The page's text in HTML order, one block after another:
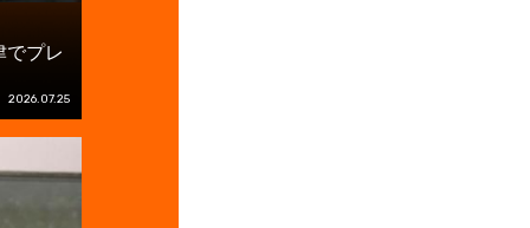
プレ
2026.07.25